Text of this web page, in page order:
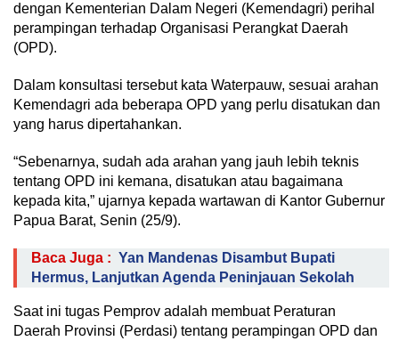
dengan Kementerian Dalam Negeri (Kemendagri) perihal
perampingan terhadap Organisasi Perangkat Daerah
(OPD).
Dalam konsultasi tersebut kata Waterpauw, sesuai arahan
Kemendagri ada beberapa OPD yang perlu disatukan dan
yang harus dipertahankan.
“Sebenarnya, sudah ada arahan yang jauh lebih teknis
tentang OPD ini kemana, disatukan atau bagaimana
kepada kita,” ujarnya kepada wartawan di Kantor Gubernur
Papua Barat, Senin (25/9).
Baca Juga : Yan Mandenas Disambut Bupati
Hermus, Lanjutkan Agenda Peninjauan Sekolah
Saat ini tugas Pemprov adalah membuat Peraturan
Daerah Provinsi (Perdasi) tentang perampingan OPD dan